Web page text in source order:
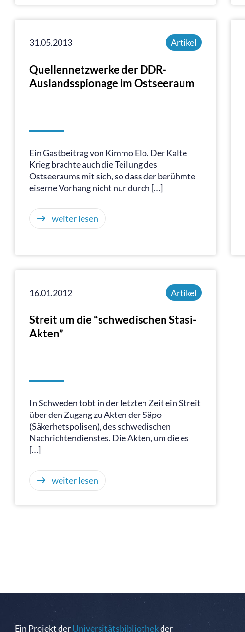
31.05.2013 Artikel
Quellennetzwerke der DDR-
Auslandsspionage im Ostseeraum
Ein Gastbeitrag von Kimmo Elo. Der Kalte
Krieg brachte auch die Teilung des
Ostseeraums mit sich, so dass der berühmte
eiserne Vorhang nicht nur durch […]
weiter lesen
16.01.2012 Artikel
Streit um die “schwedischen Stasi-
Akten”
In Schweden tobt in der letzten Zeit ein Streit
über den Zugang zu Akten der Säpo
(Säkerhetspolisen), des schwedischen
Nachrichtendienstes. Die Akten, um die es
[…]
weiter lesen
Ein Projekt derUniversitätsbibliothekder